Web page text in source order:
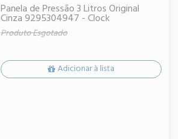
Panela de Pressão 3 Litros Original
Cinza 9295304947 - Clock
Produto Esgotado
Adicionar à lista